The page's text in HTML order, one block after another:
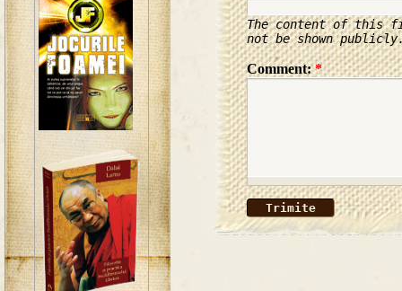
The content of this
not be shown
Comment:*